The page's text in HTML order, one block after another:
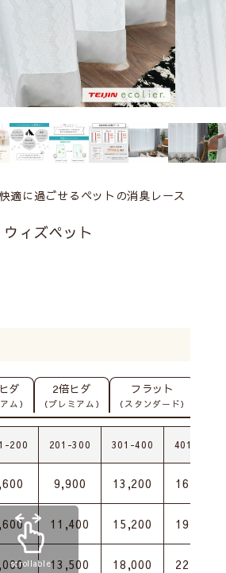
適に過ごせるペットの消臭レース
ウィズペット
ダ
ム）
2倍ヒダ
（プレミアム）
フラット
（スタンダード）
200 201-300 301-400 401-500
9,900 13,200 16,500
11,400 15,200 19,000
13,500 18,000 22,500
scrollable